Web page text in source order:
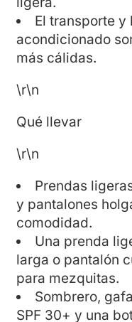
El transporte y
acondicionado
más cálidas.
\r\n
Qué llevar
\r\n
Prendas
y pantalones
comodidad.
Una prenda
larga o pantalón
para mezquitas.
Sombrero,
SPF 30+ y una